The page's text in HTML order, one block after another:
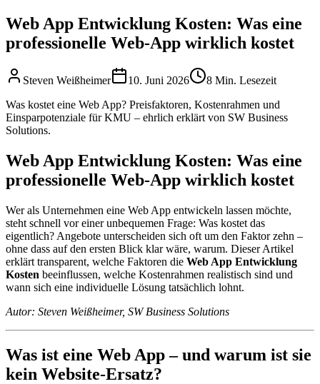
Web App Entwicklung Kosten: Was eine
professionelle Web-App wirklich kostet
Steven Weißheimer 10. Juni 2026
8 Min. Lesezeit
Was kostet eine Web App? Preisfaktoren, Kostenrahmen und
Einsparpotenziale für KMU – ehrlich erklärt von SW Business
Solutions.
Web App Entwicklung Kosten: Was eine
professionelle Web-App wirklich kostet
Wer als Unternehmen eine Web App entwickeln lassen möchte,
steht schnell vor einer unbequemen Frage: Was kostet das
eigentlich? Angebote unterscheiden sich oft um den Faktor zehn –
ohne dass auf den ersten Blick klar wäre, warum. Dieser Artikel
erklärt transparent, welche Faktoren die Web App Entwicklung
Kosten beeinflussen, welche Kostenrahmen realistisch sind und
wann sich eine individuelle Lösung tatsächlich lohnt.
Autor: Steven Weißheimer, SW Business Solutions
Was ist eine Web App – und warum ist sie
kein Website-Ersatz?